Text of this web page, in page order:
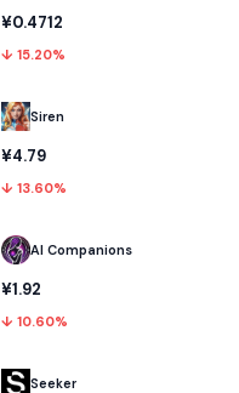
¥0.4712
↓ 15.20%
Siren
¥4.79
↓ 13.60%
AI Companions
¥1.92
↓ 10.60%
Seeker